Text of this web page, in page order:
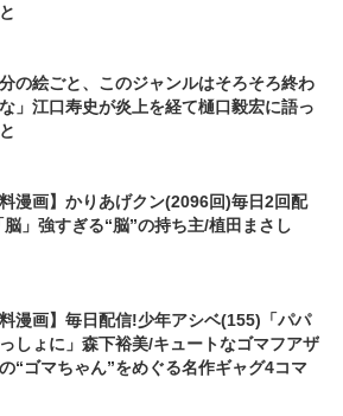
分の絵ごと、このジャンルはそろそろ終わ
」江口寿史が炎上を経て樋口毅宏に語っ
料漫画】かりあげクン(2096回)毎日2回配
」強すぎる“脳”の持ち主/植田まさし
料漫画】毎日配信!少年アシベ(155)「パパ
しょに」森下裕美/キュートなゴマフアザ
“ゴマちゃん”をめぐる名作ギャグ4コマ